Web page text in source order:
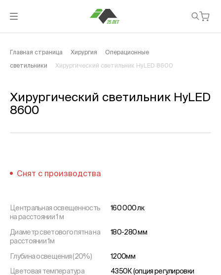
Главная страница Хирургия Операционные
светильники Хирургический светильник HyLED 8600
Хирургический светильник HyLED
8600
Снят с производства
Центральная освещенность
на расстоянии 1 м
160 000 лк
Диаметр светового пятна на
расстоянии 1м
180-280 мм
Глубина освещения (20%)
1200мм
Цветовая температура
4350К (опция регулировки